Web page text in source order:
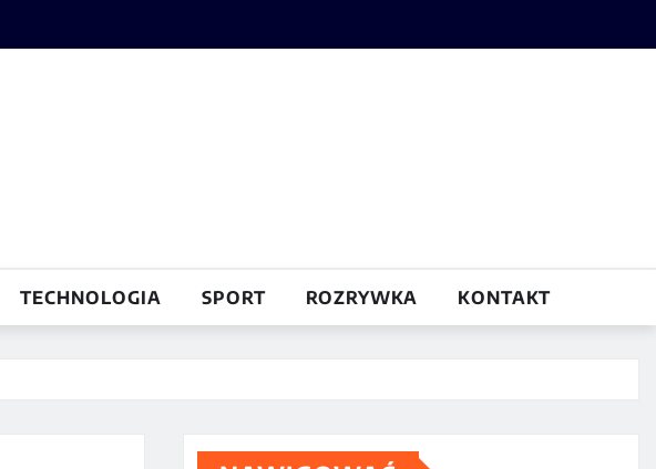
TECHNOLOGIA SPORT ROZRYWKA KONTAKT